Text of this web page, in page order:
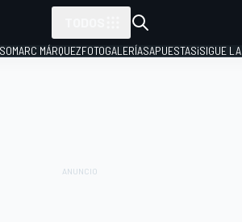
MARC MÁRQUEZFOTOGALERÍASAPUESTAS¡SIGUE